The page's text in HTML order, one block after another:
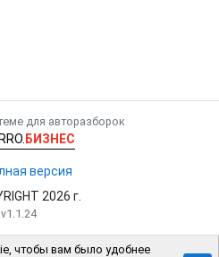
для авторазборок
БИЗНЕС
версия
2026 г.
v1.1.24
чтобы вам было удобнее